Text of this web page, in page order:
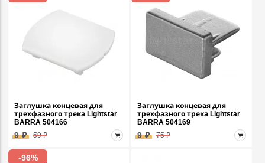
Заглушка концевая для
трехфазного трека Lightstar
BARRA 504166
9 ₽ 59 ₽
Заглушка концевая для
трехфазного трека Lightstar
BARRA 504169
9 ₽ 75 ₽
-96%